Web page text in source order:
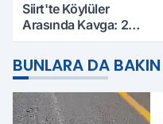
Siirt'te Köylüler
Arasında Kavga: 2
Ağır
BUNLARA DA BAKIN